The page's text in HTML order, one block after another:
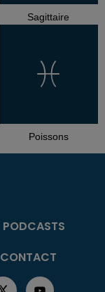
Sagittaire
Poissons
PODCASTS
CONTACT